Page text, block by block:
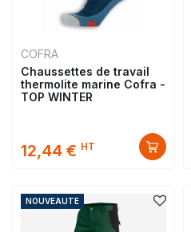
COFRA
Chaussettes de travail
thermolite marine Cofra -
TOP WINTER
12,44 € HT
NOUVEAUTE